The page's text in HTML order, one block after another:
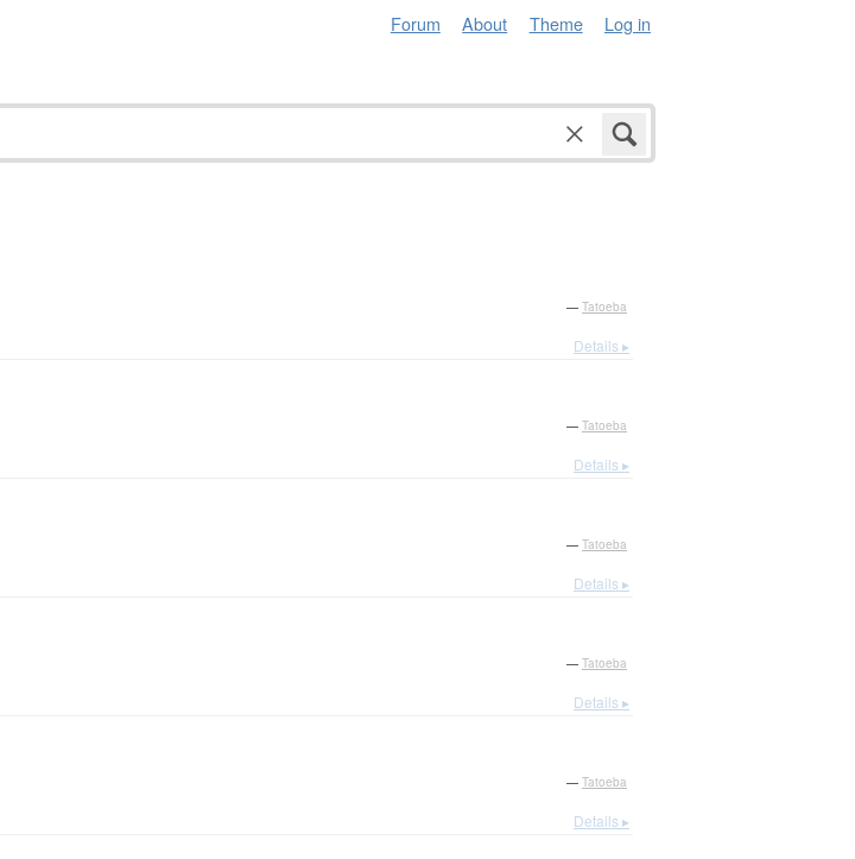
Forum About Theme Log in
— Tatoeba
Details ▸
— Tatoeba
Details ▸
— Tatoeba
Details ▸
— Tatoeba
Details ▸
— Tatoeba
Details ▸